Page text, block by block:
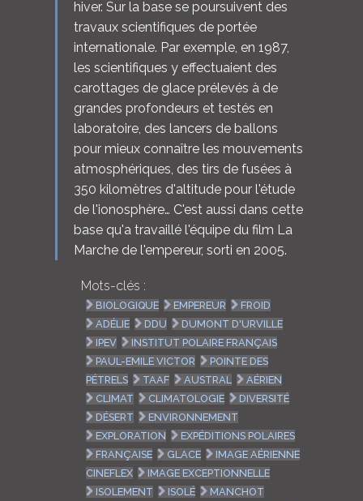
hiver. Sur la base se poursuivent des
travaux scientifiques de portée
internationale. Par exemple, en 1987,
les scientifiques y effectuaient des
carottages de glace prélevés à de
grandes profondeurs et testés en
laboratoire, des lancers de ballons
pour mieux connaître les mouvements
atmosphériques, des tirs de fusées à
350 kilomètres d'altitude pour l'étude
de l'ionosphère… C'est aussi dans cette
base qu'a travaillé l'équipe du film La
Marche de l'empereur, sorti en 2005.
Mots-clés :
BIOLOGIQUE EMPEREUR
FROID
ADÉLIE
DDU
DUMONT D'URVILLE
IPEV
INSTITUT POLAIRE FRANÇAIS
PAUL-EMILE VICTOR
POINTE DES
PÉTRELS
TAAF AUSTRAL
AÉRIEN
CLIMAT
CLIMATOLOGIE
DIVERSITÉ
DÉSERT
ENVIRONNEMENT
EXPLORATION
EXPÉDITIONS POLAIRES
FRANÇAISE
GLACE
IMAGE AÉRIENNE
CINEFLEX
IMAGE EXCEPTIONNELLE
ISOLEMENT
ISOLÉ
MANCHOT